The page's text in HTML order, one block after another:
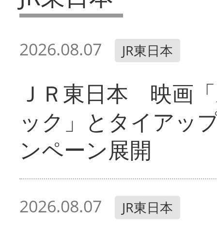
2026.08.07 JR東日本
ＪＲ東日本 映画
ック」とタイアッ
ンペーン展開
2026.08.07 JR東日本